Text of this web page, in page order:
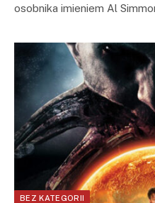
osobnika imieniem Al
BEZ KATEGORII